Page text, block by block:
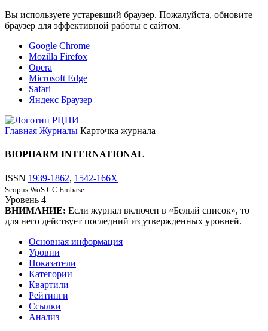
Вы используете устаревший браузер. Пожалуйста, обновите
браузер для эффективной работы с сайтом.
Google Chrome
Mozilla Firefox
Opera
Microsoft Edge
Safari
Яндекс Браузер
Главная Журналы Карточка журнала
BIOPHARM INTERNATIONAL
ISSN 1939-1862, 1542-166X
Scopus WoS CC Embase
Уровень 4
ВНИМАНИЕ: Если журнал включен в «Белый список», то
для него действует последний из утвержденных уровней.
Основная информация
Уровни
Показатели
Категории
Квартили
Рейтинги
Ссылки
Анализ